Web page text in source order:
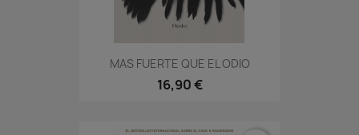
MAS FUERTE QUE EL ODIO
16,90 €